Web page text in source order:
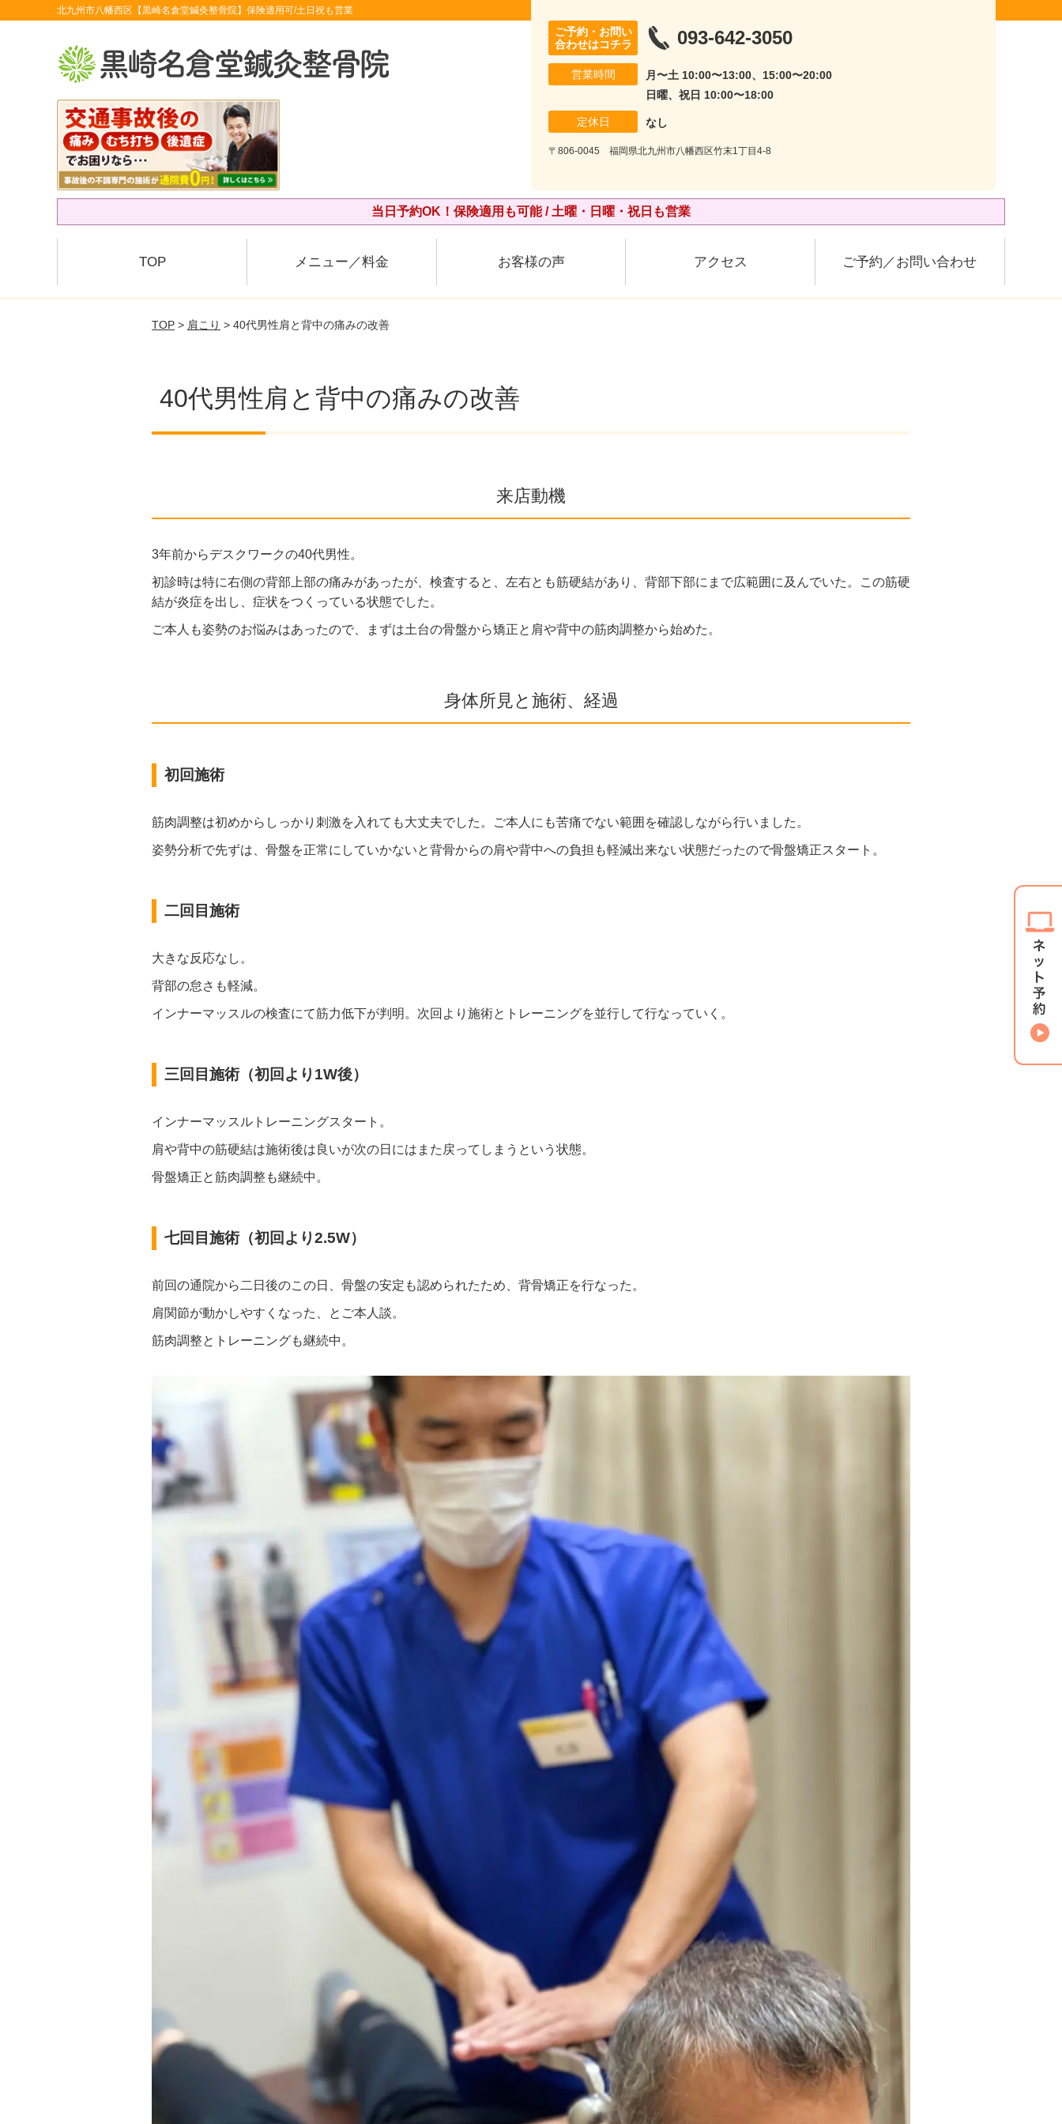
北九州市八幡西区【黒崎名倉堂鍼灸整骨院】保険適用可/土日祝も営業
ご予約・お問い
合わせはコチラ
093-642-3050
営業時間
月〜土 10:00〜13:00、15:00〜20:00
日曜、祝日 10:00〜18:00
定休日 なし
〒806-0045 福岡県北九州市八幡西区竹末1丁目4-8
当日予約OK！保険適用も可能 / 土曜・日曜・祝日も営業
TOP メニュー／料金 お客様の声 アクセス ご予約／お問い合わせ
TOP > 肩こり > 40代男性肩と背中の痛みの改善
40代男性肩と背中の痛みの改善
来店動機
3年前からデスクワークの40代男性。
初診時は特に右側の背部上部の痛みがあったが、検査すると、左右とも筋硬結があり、背部下部にまで広範囲に及んでいた。この筋硬
結が炎症を出し、症状をつくっている状態でした。
ご本人も姿勢のお悩みはあったので、まずは土台の骨盤から矯正と肩や背中の筋肉調整から始めた。
身体所見と施術、経過
初回施術
筋肉調整は初めからしっかり刺激を入れても大丈夫でした。ご本人にも苦痛でない範囲を確認しながら行いました。
姿勢分析で先ずは、骨盤を正常にしていかないと背骨からの肩や背中への負担も軽減出来ない状態だったので骨盤矯正スタート。
二回目施術
大きな反応なし。
背部の怠さも軽減。
インナーマッスルの検査にて筋力低下が判明。次回より施術とトレーニングを並行して行なっていく。
三回目施術（初回より1W後）
インナーマッスルトレーニングスタート。
肩や背中の筋硬結は施術後は良いが次の日にはまた戻ってしまうという状態。
骨盤矯正と筋肉調整も継続中。
七回目施術（初回より2.5W）
前回の通院から二日後のこの日、骨盤の安定も認められたため、背骨矯正を行なった。
肩関節が動かしやすくなった、とご本人談。
筋肉調整とトレーニングも継続中。